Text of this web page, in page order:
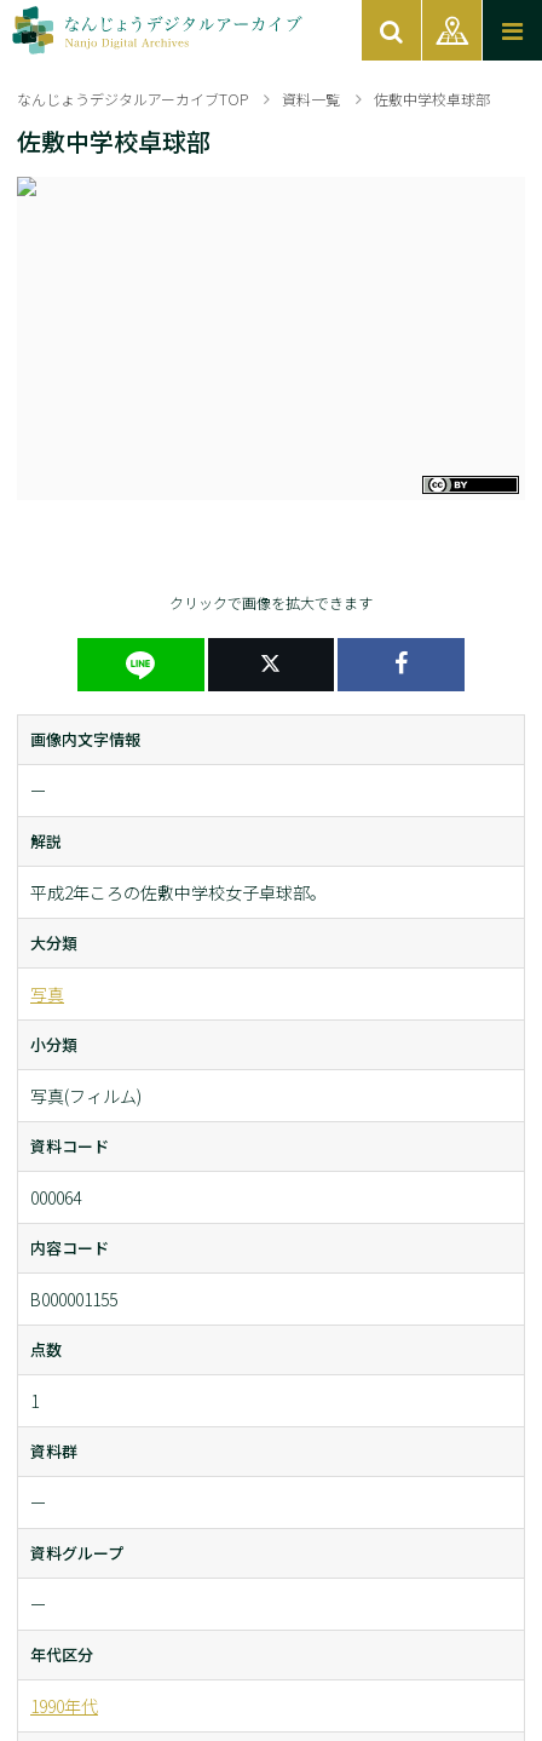
なんじょうデジタルアーカイブTOP 資料一覧 佐敷中学校卓球部
佐敷中学校卓球部
クリックで画像を拡大できます
画像内文字情報
ー
解説
平成2年ころの佐敷中学校女子卓球部。
大分類
写真
小分類
写真(フィルム)
資料コード
000064
内容コード
B000001155
点数
1
資料群
ー
資料グループ
ー
年代区分
1990年代